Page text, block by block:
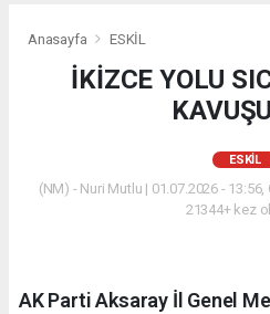
Anasayfa ESKİL
İKİZCE YOLU
ESKİL
(NM) - Nuri Mutlu | 01.07.2026 -
21344+ kez
AK Parti Aksaray İl Genel